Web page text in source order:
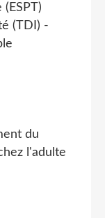
(TDI) -
du
l'adulte